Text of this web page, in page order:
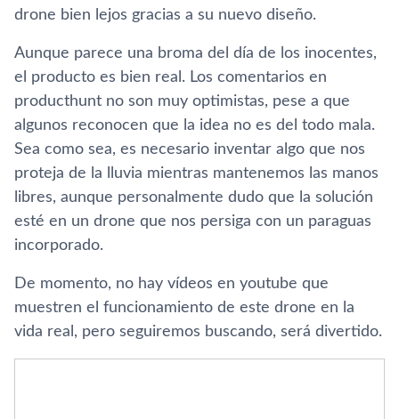
drone bien lejos gracias a su nuevo diseño.
Aunque parece una broma del dí­a de los inocentes,
el producto es bien real. Los comentarios en
producthunt no son muy optimistas, pese a que
algunos reconocen que la idea no es del todo mala.
Sea como sea, es necesario inventar algo que nos
proteja de la lluvia mientras mantenemos las manos
libres, aunque personalmente dudo que la solución
esté en un drone que nos persiga con un paraguas
incorporado.
De momento, no hay ví­deos en youtube que
muestren el funcionamiento de este drone en la
vida real, pero seguiremos buscando, será divertido.